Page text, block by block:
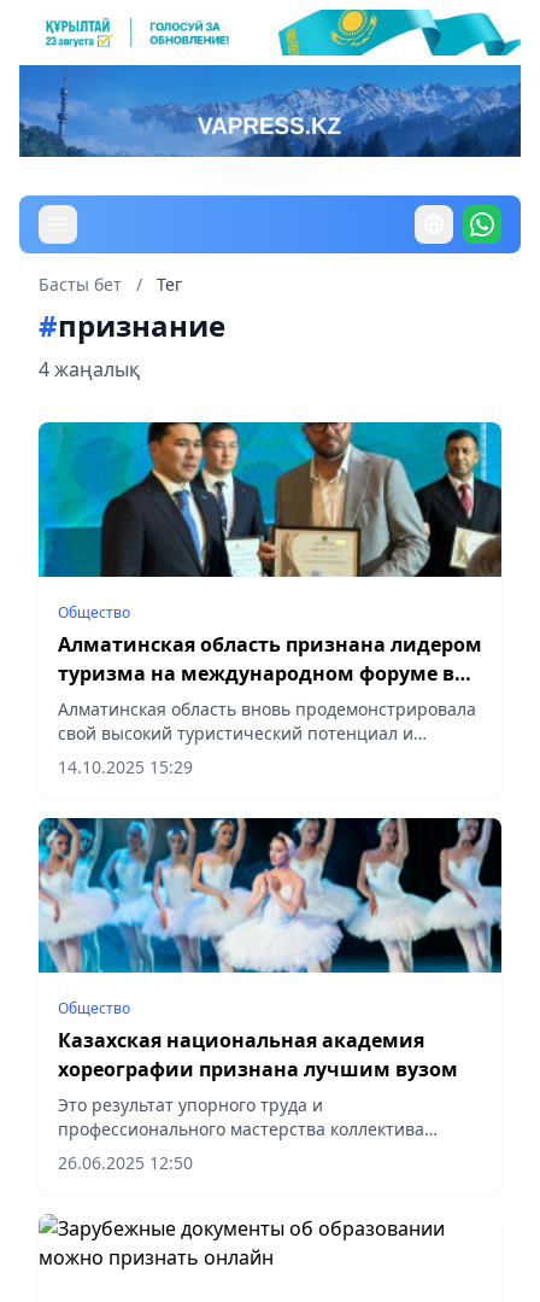
Басты бет / Тег
#признание
4 жаңалық
Общество
Алматинская область признана лидером
туризма на международном форуме в
Актау
Алматинская область вновь продемонстрировала
свой высокий туристический потенциал и
получила заслуженное международное
признание, сообщает Vecher.kz.
14.10.2025 15:29
Общество
Казахская национальная академия
хореографии признана лучшим вузом
Это результат упорного труда и
профессионального мастерства коллектива
Академии и её обучающихся, сообщает Vecher.kz.
26.06.2025 12:50